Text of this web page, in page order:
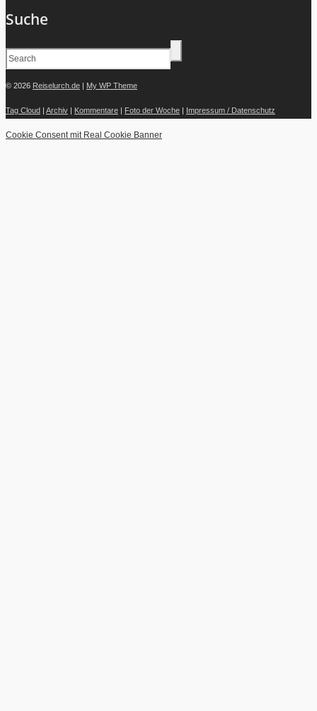
Suche
© 2026 Reiselurch.de | My WP Theme
Tag Cloud | Archiv | Kommentare | Foto der Woche | Impressum / Datenschutz
Cookie Consent mit Real Cookie Banner